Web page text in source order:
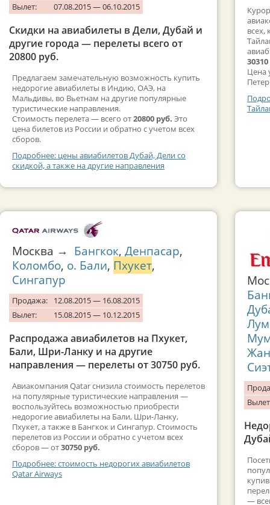
Вылет:
07.08.2015 — 06.10.2015
Скидки на авиабилеты в Дели, Дубай и
другие города — перелеты всего от
20800 руб.
Предлагаем замечательную возможность купить
недорогие авиабилеты в Индию, ОАЭ, на
Мальдивы, во Вьетнам на другие популярные
туристические направления.
Стоимость перелета — всего от20800 руб. Это
цена билетов из России и обратно с учетом всех
сборов.
Подробнее: цены авиабилетов Дубай, Дели со
скидкой, а также на другие направления
Москва → Бангкок, Денпасар,
Коломбо, о. Бали, Пхукет,
Сингапур
Продажа:
12.08.2015 — 16.08.2015
Вылет:
15.08.2015 — 10.12.2015
Распродажа авиабилетов на Пхукет,
Бали, Шри-Ланку и на другие
направления — перелеты от 30750 руб.
Авиакомпания Qatar снизила стоимость перелетов
на популярные туристические направления —
воспользуйтесь возможностью приобрести
недорогие авиабилеты на Бали, Шри-Ланку,
Пхукет, а также в Бангкок и Сингапур. Стоимость
перелетов из России и обратно с учетом всех
сборов — от30750 руб.
Подробнее: стоимость недорогих авиабилетов
Qatar Airways
всех,
Цена
—